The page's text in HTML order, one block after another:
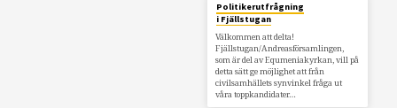
Politikerutfrågning
i Fjällstugan
Välkommen att delta!
Fjällstugan/Andreasförsamlingen,
som är del av Equmeniakyrkan, vill på
detta sätt ge möjlighet att från
civilsamhällets synvinkel fråga ut
våra toppkandidater…